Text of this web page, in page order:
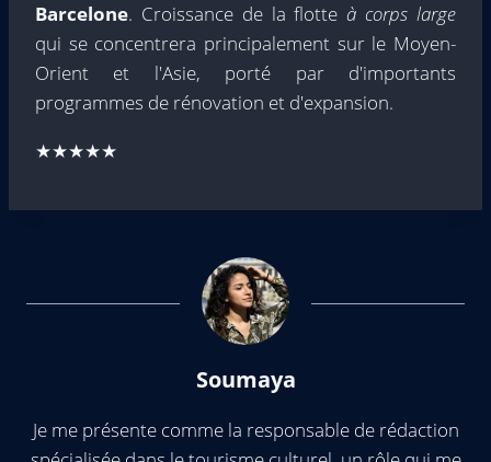
Barcelone. Croissance de la flotte à corps large
qui se concentrera principalement sur le Moyen-
Orient et l'Asie, porté par d'importants
programmes de rénovation et d'expansion.
★★★★★
Soumaya
Je me présente comme la responsable de rédaction